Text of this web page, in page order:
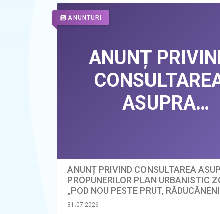
ANUNTURI
ANUNȚ PRIVIND CONSULTAREA
PROPUNERILOR PLAN URBANISTIC
„POD NOU PESTE PRUT,
BĂRBOIENI (MD)”
31.07.2026